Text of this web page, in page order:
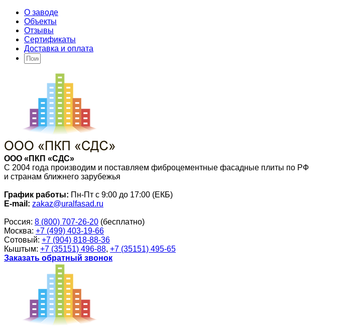
О заводе
Объекты
Отзывы
Сертификаты
Доставка и оплата
ООО «ПКП «СДС»
С 2004 года производим и поставляем фиброцементные фасадные плиты по РФ
и странам ближнего зарубежья
График работы: Пн-Пт с 9:00 до 17:00 (ЕКБ)
E-mail: zakaz@uralfasad.ru
Россия: 8 (800) 707-26-20 (бесплатно)
Москва: +7 (499) 403-19-66
Сотовый: +7 (904) 818-88-36
Кыштым: +7 (35151) 496-88, +7 (35151) 495-65
Заказать обратный звонок